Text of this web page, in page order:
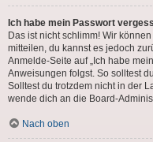
Ich habe mein Passwort
Das ist nicht schlimm! Wir
mitteilen, du kannst es jedoch
Anmelde-Seite auf „Ich habe
Anweisungen folgst. So solltest
Solltest du trotzdem nicht in der
wende dich an die Board-
Nach oben